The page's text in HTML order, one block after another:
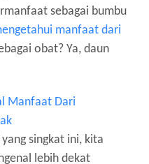
sebagai bumbu
manfaat dari
obat? Ya, daun
Manfaat Dari
singkat ini, kita
lebih dekat